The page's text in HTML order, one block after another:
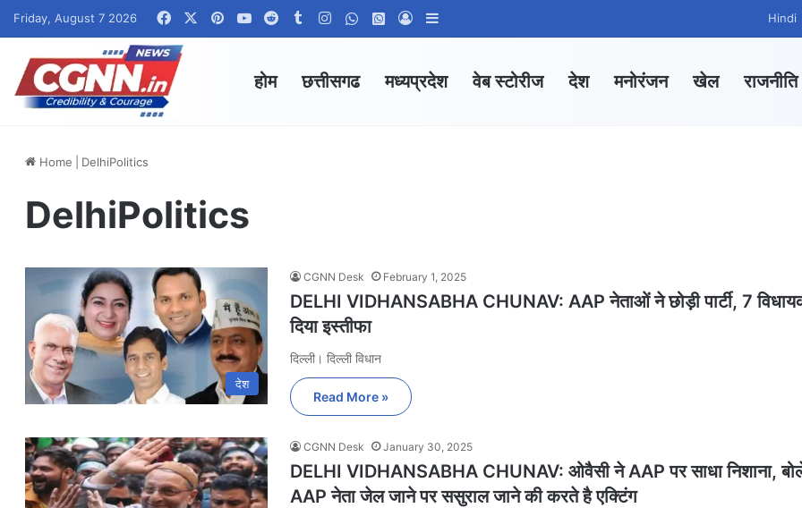
Friday, August 7 2026 FacebookPinterestYouTubeRedditTumblrInstagramWhatsApp Channel
WhatsApp Group
Log In Hindi
होम छत्तीसगढ मध्यप्रदेश वेब स्टोरीज देश मनोरंजन खेल राजनीति
Home DelhiPolitics
DelhiPolitics
देश
CGNN Desk February 1, 2025
DELHI VIDHANSABHA CHUNAV: AAP नेताओं ने छोड़ी पार्टी, 7
दिया इस्तीफा
दिल्ली। दिल्ली विधान
Read More »
CGNN Desk January 30, 2025
DELHI VIDHANSABHA CHUNAV: ओवैसी ने AAP पर साधा निशाना,
AAP नेता जेल जाने पर ससुराल जाने की करते है एक्टिंग